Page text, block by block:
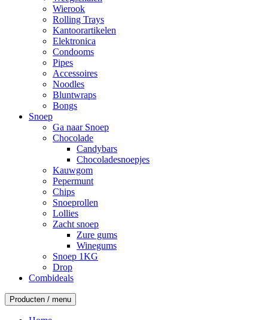
Wierook
Rolling Trays
Kantoorartikelen
Elektronica
Condooms
Pipes
Accessoires
Noodles
Bluntwraps
Bongs
Snoep
Ga naar Snoep
Chocolade
Candybars
Chocoladesnoepjes
Kauwgom
Pepermunt
Chips
Snoeprollen
Lollies
Zacht snoep
Zure gums
Winegums
Snoep 1KG
Drop
Combideals
Producten / menu